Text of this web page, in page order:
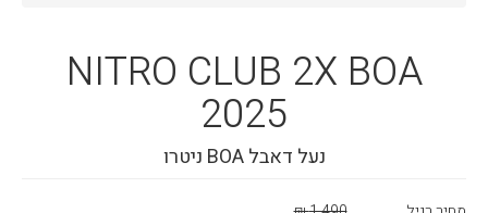
ציוד סנובורד
NITRO CLUB 2X BOA
2025
נעל דאבל BOA ניטרו